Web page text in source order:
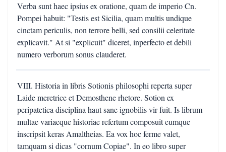
Verba sunt haec ipsius ex oratione, quam de imperio Cn.
Pompei habuit: "Testis est Sicilia, quam multis undique
cinctam periculis, non terrore belli, sed consilii celeritate
explicavit." At si "explicuit" diceret, inperfecto et debili
numero verborum sonus clauderet.
VIII. Historia in libris Sotionis philosophi reperta super
Laide meretrice et Demosthene rhetore. Sotion ex
peripatetica disciplina haut sane ignobilis vir fuit. Is librum
multae variaeque historiae refertum composuit eumque
inscripsit keras Amaltheias. Ea vox hoc ferme valet,
tamquam si dicas "cornum Copiae". In eo libro super